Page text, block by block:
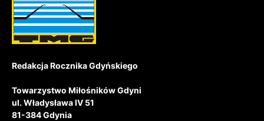
Redakcja Rocznika Gdyńskiego
Towarzystwo Miłośników Gdyni
ul. Władysława IV 51
81-384 Gdynia